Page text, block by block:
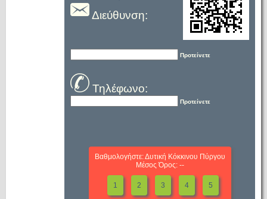
Διεύθυνση:
Προτείνετε
Τηλέφωνο:
Προτείνετε
Βαθμολογήστε: Δυτική Κόκκινου Πύργου
Μέσος Όρος: --
1 2 3 4 5